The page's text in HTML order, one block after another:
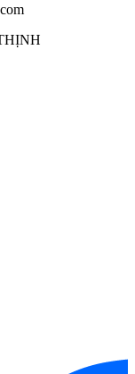
xả và vắt.
giặt phù hợp.
mỏng, dễ hỏng.
trình giặt bạn
C1903E là
7 thành viên,
một cách dễ